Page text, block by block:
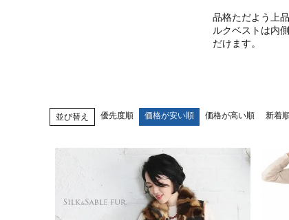
品格ただよう上
ルクベストは内
だけます。
並び替え 優先度順 価格が安い順 価格が高い順 新着